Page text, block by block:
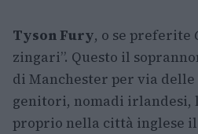
Tyson Fury, o se preferite
zingari”. Questo il
di Manchester per via
genitori, nomadi irlandesi,
proprio nella città inglese il